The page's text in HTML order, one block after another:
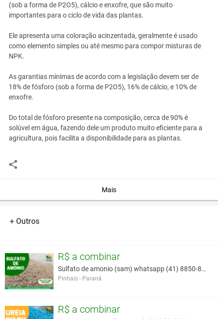
(sob a forma de P2O5), cálcio e enxofre, que são muito
importantes para o ciclo de vida das plantas.
Ele apresenta uma coloração acinzentada, geralmente é usado
como elemento simples ou até mesmo para compor misturas de
NPK.
As garantias mínimas de acordo com a legislação devem ser de
18% de fósforo (sob a forma de P2O5), 16% de cálcio, e 10% de
enxofre.
Do total de fósforo presente na composição, cerca de 90% é
solúvel em água, fazendo dele um produto muito eficiente para a
agricultura, pois facilita a disponibilidade para as plantas.
O superfosfato simples ofertado pode apresentar variações na
composição (fósforo, enxofre e cálcio).
Disponibilizamos o produto em big bags de uma tonelada e em
sacos de cinquenta quilos.
Enviamos para todo Brasil com seguro de carga e garantia de
Temos uma cartela de clientes satisfeitos com as nossas soluções,
por ter proporcionado uma lavoura mais produtiva, com mais
rentabilidade e com resultados cada vez melhores.
Entre em contato e venha solicitar uma cotação conosco,
Mais
+ Outros
R$ a combinar
Sulfato de amonio (sam) whatsapp (41) 8850-8293
Pinhais - Paraná
R$ a combinar